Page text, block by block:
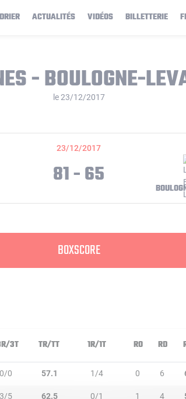
ACTUALITÉS VIDÉOS BILLETTERIE
- BOULOGNE-
le 23/12/2017
23/12/2017
81 - 65
BOXSCORE
3T TR/TT 1R/1T RO RD
0/0 57.1 1/4 0 6
3/5 62.5 0/1 1 4